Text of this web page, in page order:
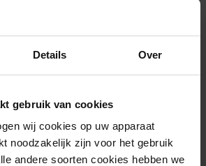
Details Over
gebruik van cookies
wij cookies op uw apparaat
noodzakelijk zijn voor het gebruik
andere soorten cookies hebben we
In winkelmandje
aankoop van min. 35€.
winkelpunt
24u